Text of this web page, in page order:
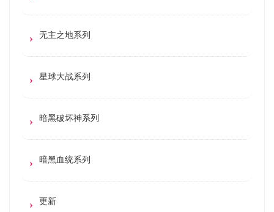
无主之地系列
星球大战系列
暗黑破坏神系列
暗黑血统系列
更新